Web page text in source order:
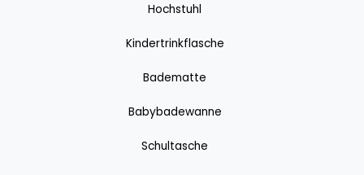
Hochstuhl
Kindertrinkflasche
Badematte
Babybadewanne
Schultasche